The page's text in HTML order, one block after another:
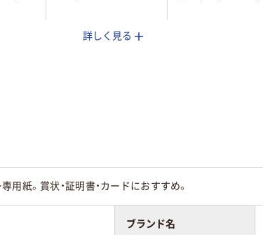
詳しく見る
紙。賞状・証明書・カードにおすすめ。
ブランド名